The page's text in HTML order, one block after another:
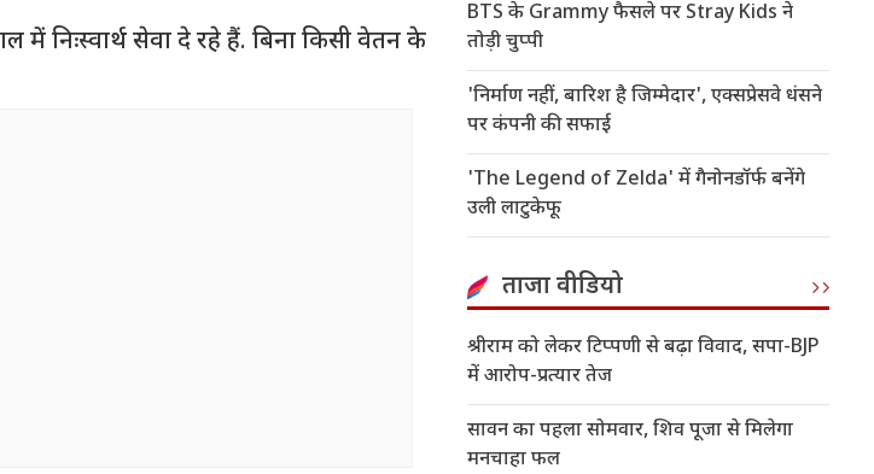
में निःस्वार्थ सेवा दे रहे हैं. बिना किसी वेतन के
BTS के Grammy फैसले पर Stray Kids ने
तोड़ी चुप्पी
'निर्माण नहीं, बारिश है जिम्मेदार', एक्सप्रेसवे धंसने
पर कंपनी की सफाई
'The Legend of Zelda' में गैनोनडॉर्फ बनेंगे
उली लाटुकेफू
ताजा वीडियो
श्रीराम को लेकर टिप्पणी से बढ़ा विवाद, सपा-BJP
में आरोप-प्रत्यार तेज
सावन का पहला सोमवार, शिव पूजा से मिलेगा
मनचाहा फल